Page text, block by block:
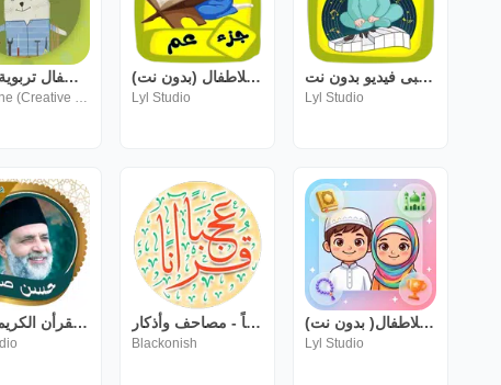
حدثني – قصص اطفال تربوية هادفة
Hadithne (Creative Storytelling 4 Kids)
تعليم جزء عم للاطفال (بدون نت)
Lyl Studio
اغانى أطفال بيبى فيديو بدون نت
Lyl Studio
حسن صالح - القرأن الكريم كامل قرآناً عجباً - مصاحف وأذكار
Blackonish
تعليم القرأن للاطفال( بدون نت)
Lyl Studio